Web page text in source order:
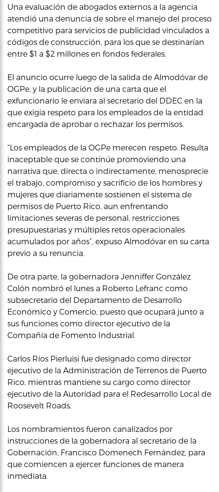
Una evaluación de abogados externos a la agencia
atendió una denuncia de sobre el manejo del proceso
competitivo para servicios de publicidad vinculados a
códigos de construcción, para los que se destinarían
entre $1 a $2 millones en fondos federales.
El anuncio ocurre luego de la salida de Almodóvar de
OGPe, y la publicación de una carta que el
exfuncionario le enviara al secretario del DDEC en la
que exigía respeto para los empleados de la entidad
encargada de aprobar o rechazar los permisos.
“Los empleados de la OGPe merecen respeto. Resulta
inaceptable que se continúe promoviendo una
narrativa que, directa o indirectamente, menosprecie
el trabajo, compromiso y sacrificio de los hombres y
mujeres que diariamente sostienen el sistema de
permisos de Puerto Rico, aun enfrentando
limitaciones severas de personal, restricciones
presupuestarias y múltiples retos operacionales
acumulados por años”, expuso Almodóvar en su carta
previo a su renuncia.
De otra parte, la gobernadora Jenniffer González
Colón nombró el lunes a Roberto Lefranc como
subsecretario del Departamento de Desarrollo
Económico y Comercio, puesto que ocupará junto a
sus funciones como director ejecutivo de la
Compañía de Fomento Industrial.
Carlos Ríos Pierluisi fue designado como director
ejecutivo de la Administración de Terrenos de Puerto
Rico, mientras mantiene su cargo como director
ejecutivo de la Autoridad para el Redesarrollo Local de
Roosevelt Roads.
Los nombramientos fueron canalizados por
instrucciones de la gobernadora al secretario de la
Gobernación, Francisco Domenech Fernández, para
que comiencen a ejercer funciones de manera
inmediata.